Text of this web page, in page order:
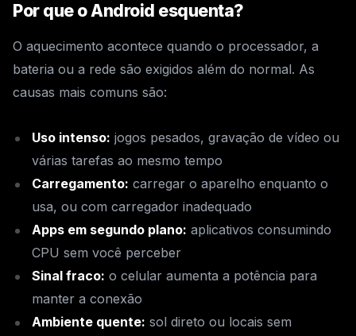
Por que o Android esquenta?
O aquecimento acontece quando o processador, a
bateria ou a rede são exigidos além do normal. As
causas mais comuns são:
Uso intenso: jogos pesados, gravação de vídeo ou
várias tarefas ao mesmo tempo
Carregamento: carregar o aparelho enquanto o
usa, ou com carregador inadequado
Apps em segundo plano: aplicativos consumindo
CPU sem você perceber
Sinal fraco: o celular aumenta a potência para
manter a conexão
Ambiente quente: sol direto ou locais sem